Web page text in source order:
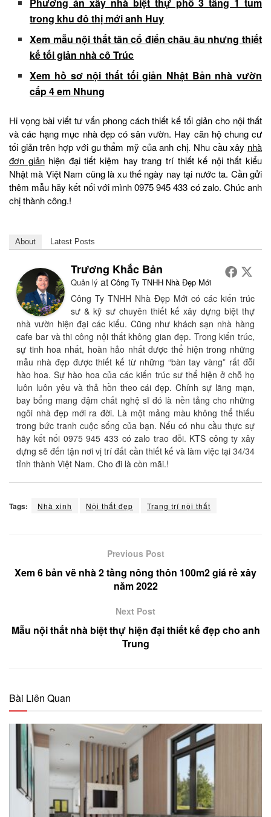
trong khu đô thị mới anh Huy
Xem mẫu nội thất tân cổ điển châu âu nhưng thiết
kế tối giản nhà cô Trúc
Xem hồ sơ nội thất tối giản Nhật Bản nhà vườn
cấp 4 em Nhung
Hi vọng bài viết tư vấn phong cách thiết kế tối giản cho nội thất
và các hạng mục nhà đẹp có sân vườn. Hay căn hộ chung cư
tối giản trên hợp với gu thẩm mỹ của anh chị. Nhu cầu xây nhà
đơn giảnhiện đại tiết kiệm hay trang trí thiết kế nội thất kiểu
Nhật mà Việt Nam cũng là xu thế ngày nay tại nước ta. Cần gửi
thêm mẫu hãy kết nối với mình 0975 945 433 có zalo. Chúc anh
chị thành công.!
About Latest Posts
Trương Khắc Bản
Quản lý at Công Ty TNHH Nhà Đẹp Mới
Công Ty TNHH Nhà Đẹp Mới có các kiến trúc
sư & kỹ sư chuyên thiết kế xây dựng biệt thự
nhà vườn hiện đại các kiểu. Cũng như khách sạn nhà hàng
cafe bar và thi công nội thất không gian đẹp. Trong kiến trúc,
sự tinh hoa nhất, hoàn hảo nhất được thể hiện trong những
mẫu nhà đẹp được thiết kế từ những “bàn tay vàng” rất đỗi
hào hoa. Sự hào hoa của các kiến trúc sư thể hiện ở chỗ họ
luôn luôn yêu và thả hồn theo cái đẹp. Chính sự lãng mạn,
bay bổng mang đậm chất nghệ sĩ đó là nền tảng cho những
ngôi nhà đẹp mới ra đời. Là một mảng màu không thể thiếu
trong bức tranh cuộc sống của bạn. Nếu có nhu cầu thực sự
hãy kết nối 0975 945 433 có zalo trao đỗi. KTS công ty xây
dựng sẽ đến tận nơi vị trí đất cần thiết kế và làm việc tại 34/34
tỉnh thành Việt Nam. Cho đi là còn mãi.!
Tags: Nhà xinh Nội thất đẹp Trang trí nội thất
Previous Post
Xem 6 bản vẽ nhà 2 tầng nông thôn 100m2 giá rẻ xây
năm 2022
Next Post
Mẫu nội thất nhà biệt thự hiện đại thiết kế đẹp cho anh
Trung
Bài Liên Quan